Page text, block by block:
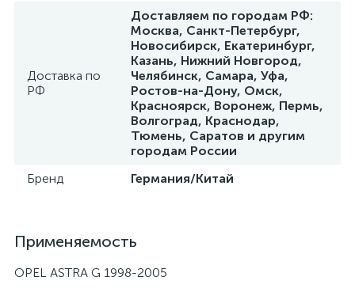
Доставка по
РФ
Доставляем по городам РФ:
Москва, Санкт-Петербург,
Новосибирск, Екатеринбург,
Казань, Нижний Новгород,
Челябинск, Самара, Уфа,
Ростов-на-Дону, Омск,
Красноярск, Воронеж, Пермь,
Волгоград, Краснодар,
Тюмень, Саратов и другим
городам России
Бренд
Германия/Китай
Применяемость
OPEL ASTRA G 1998-2005